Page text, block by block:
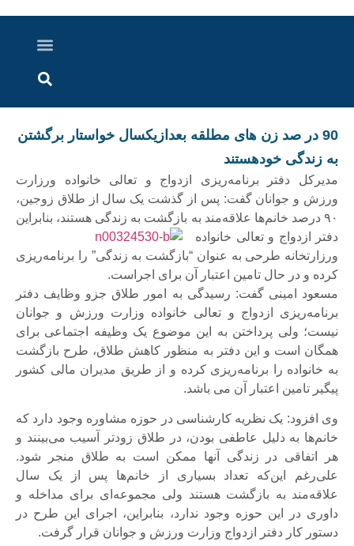
90 در صد زن های مطلقه بعدازیکسال خواستار برگشتن
به زندگی خودهستند
مدیرکل دفتر برنامه‌ریزی ازدواج و تعالی خانواده ورزارت
ورزش و جوانان گفت: پس از گذشت یک سال از طلاق زوجین،
۹۰ درصد خانم‌ها علاقه‌مند به بازگشت به زندگی هستند، بنابراین
دفتر ازدواج وتعالی خانواده
ورزارتخانه طرحی به عنوان “بازگشت به زندگی” را برنامه‌ریزی
کرده و در حال تامین اعتبار آن برای اجراست.
مسعود امینی گفت: رسیدگی به امور طلاق جزو وظایف دفتر
برنامه‌ریزی ازدواج و تعالی خانواده وزارت ورزش و جوانان
نیست؛ ولی پرداختن به این موضوع یک وظیفه اجتماعی برای
همگان است و این دفتر به منظور کاهش طلاق، طرح بازگشت
به خانواده را برنامه‌ریزی کرده و از طریق مدیران مالی کشور
پیگیر تامین اعتبار آن می باشد.
وی افزود: یک نظریه کارشناسی در حوزه مشاوره وجود دارد که
خانم‌ها به دلیل عاطفی بودن، در طلاق زودتر آسیب می‌بینند و
هر اتفاقی در زندگی آنها ممکن است به طلاق منجر شود.
علی‌رغم این‌که تعداد بسیاری از خانم‌ها پس از یک سال
علاقه‌مند به بازگشت هستند ولی مجموعه‌ای برای مداخله و
داوری در این حوزه وجود ندارد، بنابراین، اجرای این طرح در
دستور کار دفتر ازدواج وزارت ورزش و جوانان قرار گرفت.